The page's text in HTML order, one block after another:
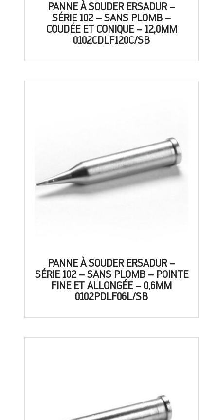
PANNE À SOUDER ERSADUR –
SÉRIE 102 – SANS PLOMB –
COUDÉE ET CONIQUE – 12,0MM
0102CDLF120C/SB
PANNE À SOUDER ERSADUR –
SÉRIE 102 – SANS PLOMB – POINTE
FINE ET ALLONGÉE – 0,6MM
0102PDLF06L/SB